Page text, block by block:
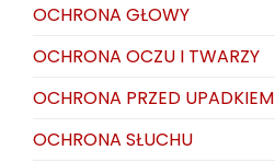
OCHRONA GŁOWY
OCHRONA OCZU I TWARZY
OCHRONA PRZED UPADKIEM
OCHRONA SŁUCHU